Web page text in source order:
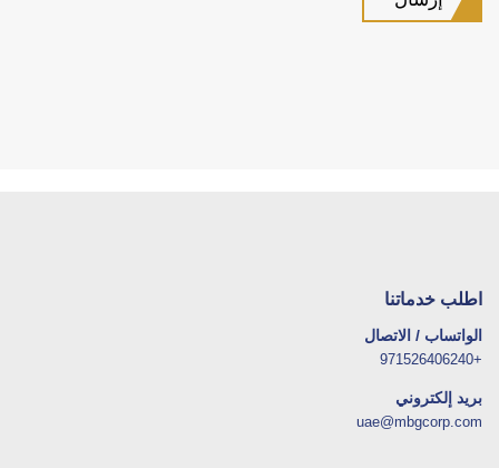
اطلب خدماتنا
الواتساب / الاتصال
+971526406240
بريد إلكتروني
uae@mbgcorp.com